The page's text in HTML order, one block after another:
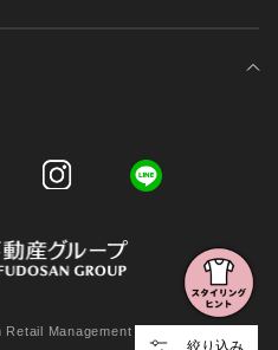
絞り込み
Management Co., Ltd.